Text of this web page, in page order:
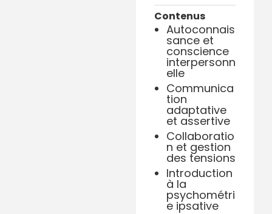
Contenus
Autoconnais
sance et
conscience
interpersonn
elle
Communica
tion
adaptative
et assertive
Collaboratio
n et gestion
des tensions
Introduction
à la
psychométri
e ipsative